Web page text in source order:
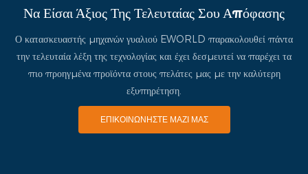
Να Είσαι Άξιος Της Τελευταίας Σου Απόφασης
Ο κατασκευαστής μηχανών γυαλιού EWORLD παρακολουθεί πάντα
την τελευταία λέξη της τεχνολογίας και έχει δεσμευτεί να παρέχει τα
πιο προηγμένα προϊόντα στους πελάτες μας με την καλύτερη
εξυπηρέτηση.
ΕΠΙΚΟΙΝΩΝΉΣΤΕ ΜΑΖΊ ΜΑΣ